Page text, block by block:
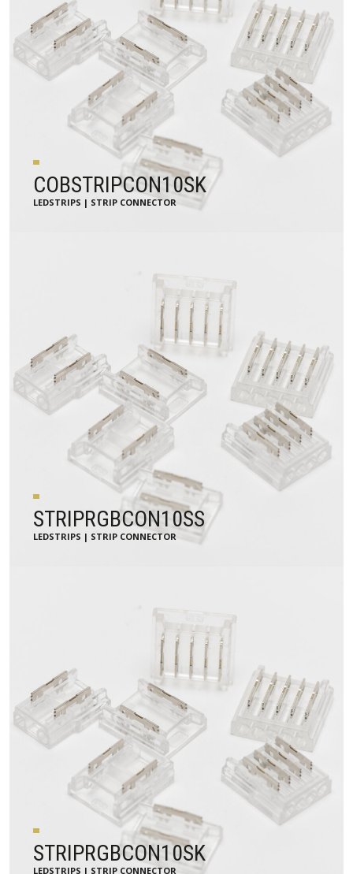
COBSTRIPCON10SK
LEDSTRIPS | STRIP CONNECTOR
STRIPRGBCON10SS
LEDSTRIPS | STRIP CONNECTOR
STRIPRGBCON10SK
LEDSTRIPS | STRIP CONNECTOR